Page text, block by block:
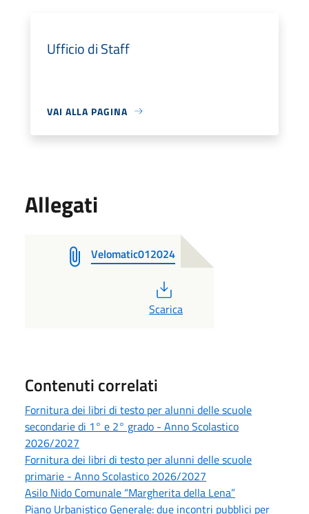
Ufficio di Staff
VAI ALLA PAGINA
Allegati
Velomatic012024
Scarica
Contenuti correlati
Fornitura dei libri di testo per alunni delle scuole
secondarie di 1° e 2° grado - Anno Scolastico
2026/2027
Fornitura dei libri di testo per alunni delle scuole
primarie - Anno Scolastico 2026/2027
Asilo Nido Comunale “Margherita della Lena”
Piano Urbanistico Generale: due incontri pubblici per